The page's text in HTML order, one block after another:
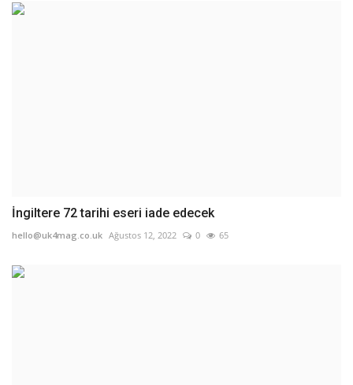
İngiltere 72 tarihi eseri iade edecek
hello@uk4mag.co.uk Ağustos 12, 2022 0 65